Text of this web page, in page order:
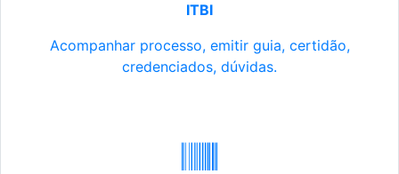
ITBI
Acompanhar processo, emitir guia, certidão,
credenciados, dúvidas.